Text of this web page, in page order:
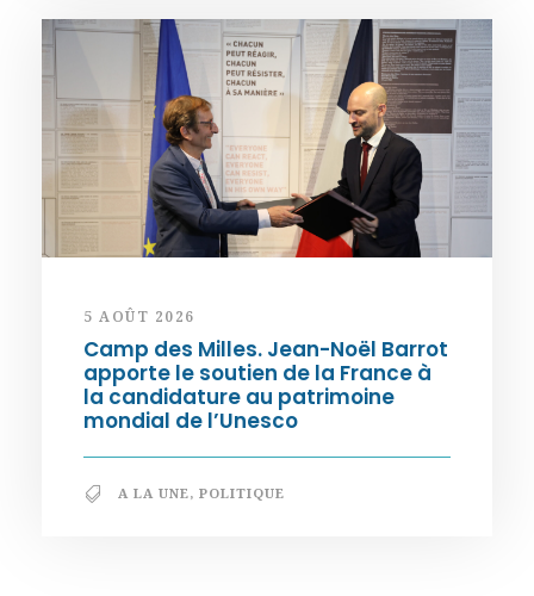
5 AOÛT 2026
Camp des Milles. Jean-Noël Barrot
apporte le soutien de la France à
la candidature au patrimoine
mondial de l’Unesco
A LA UNE, POLITIQUE